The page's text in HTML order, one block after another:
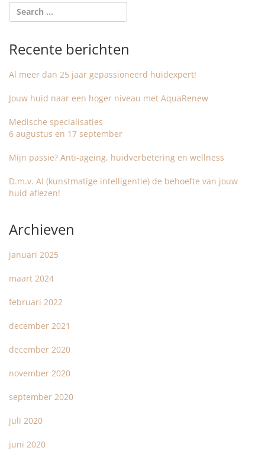
Recente berichten
Al meer dan 25 jaar gepassioneerd huidexpert!
Jouw huid naar een hoger niveau met AquaRenew
Medische specialisaties
6 augustus en 17 september
Mijn passie? Anti-ageing, huidverbetering en wellness
D.m.v. AI (kunstmatige intelligentie) de behoefte van jouw
huid aflezen!
Archieven
januari 2025
maart 2024
februari 2022
december 2021
december 2020
november 2020
september 2020
juli 2020
juni 2020